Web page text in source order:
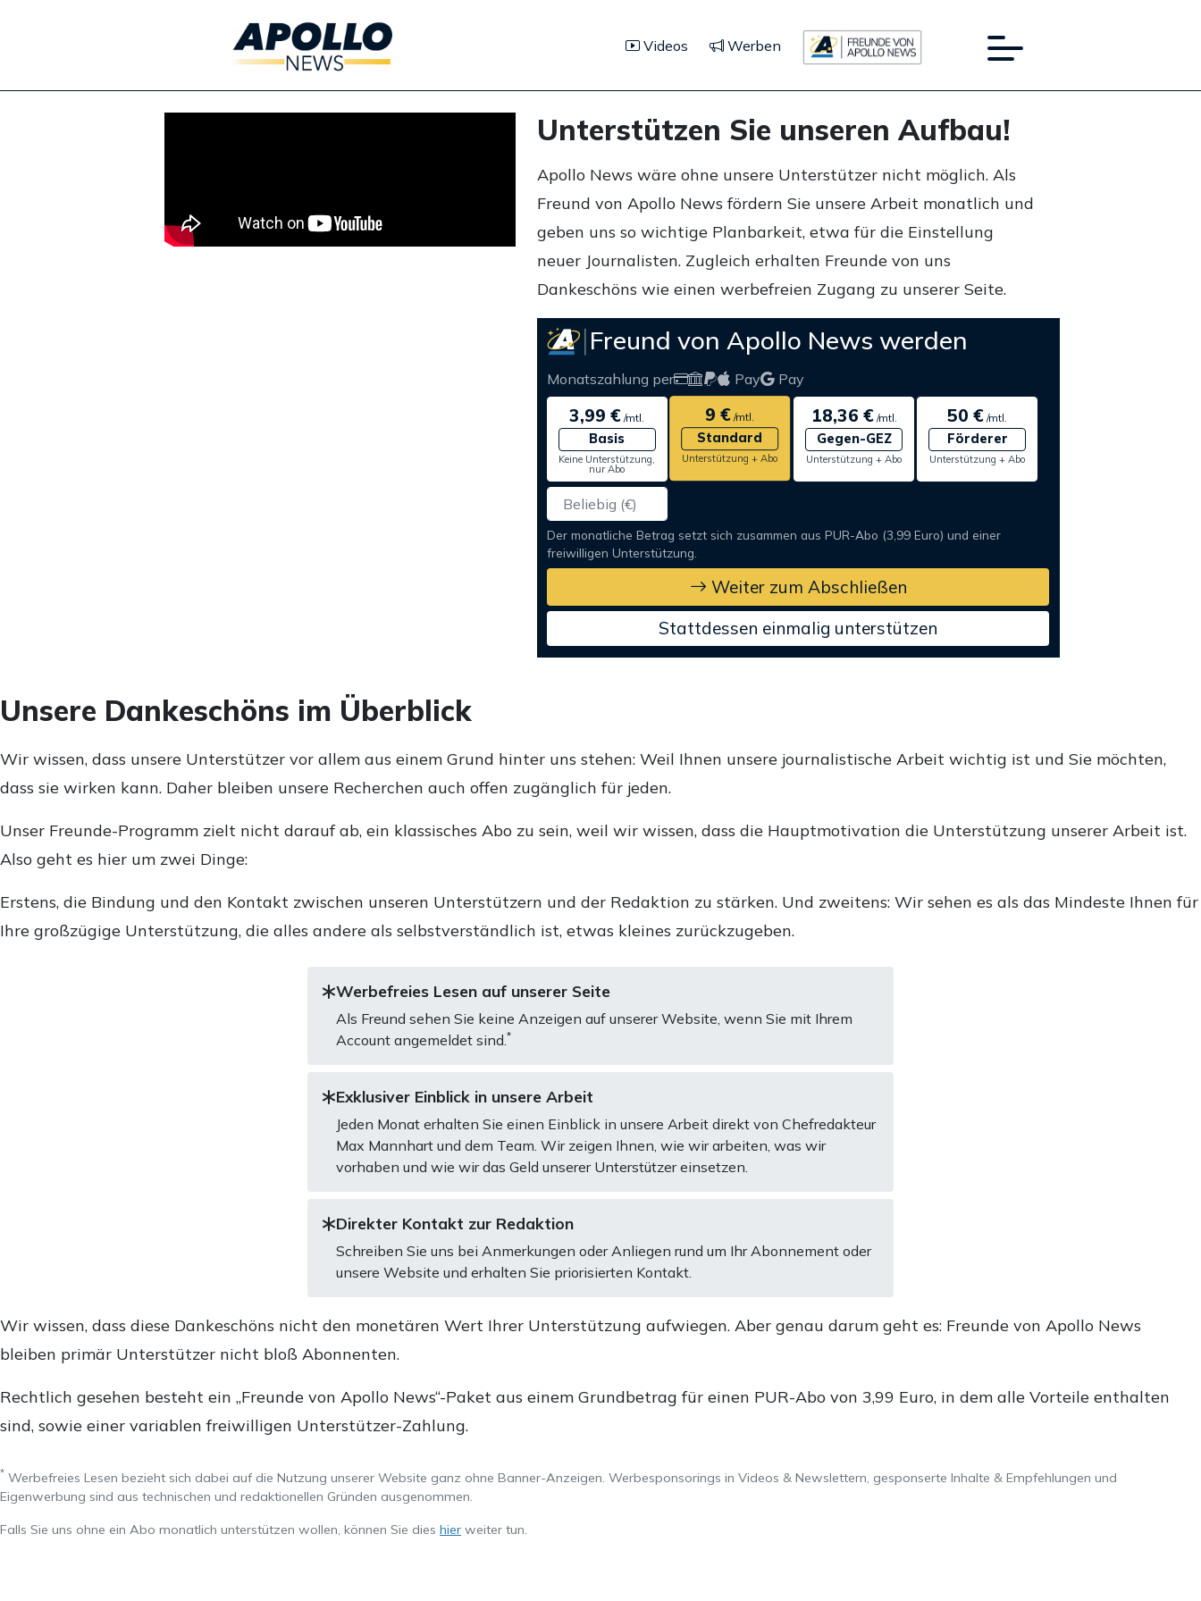
Videos Werben
Unterstützen Sie unseren Aufbau!
Apollo News wäre ohne unsere Unterstützer nicht möglich. Als
Freund von Apollo News fördern Sie unsere Arbeit monatlich und
geben uns so wichtige Planbarkeit, etwa für die Einstellung
neuer Journalisten. Zugleich erhalten Freunde von uns
Dankeschöns wie einen werbefreien Zugang zu unserer Seite.
Freund von Apollo News werden
Monatszahlung per Pay Pay
3,99 € /mtl.
Basis
Keine Unterstützung,
nur Abo
9 € /mtl.
Standard
Unterstützung + Abo
18,36 €/mtl.
Gegen-GEZ
Unterstützung + Abo
50 € /mtl.
Förderer
Unterstützung + Abo
Der monatliche Betrag setzt sich zusammen aus PUR-Abo (3,99 Euro) und einer
freiwilligen Unterstützung.
Weiter zum Abschließen
Stattdessen einmalig unterstützen
Unsere Dankeschöns im Überblick
Wir wissen, dass unsere Unterstützer vor allem aus einem Grund hinter uns stehen: Weil Ihnen unsere journalistische Arbeit wichtig ist und Sie möchten,
dass sie wirken kann. Daher bleiben unsere Recherchen auch offen zugänglich für jeden.
Unser Freunde-Programm zielt nicht darauf ab, ein klassisches Abo zu sein, weil wir wissen, dass die Hauptmotivation die Unterstützung unserer Arbeit ist.
Also geht es hier um zwei Dinge:
Erstens, die Bindung und den Kontakt zwischen unseren Unterstützern und der Redaktion zu stärken. Und zweitens: Wir sehen es als das Mindeste Ihnen für
Ihre großzügige Unterstützung, die alles andere als selbstverständlich ist, etwas kleines zurückzugeben.
Werbefreies Lesen auf unserer Seite
Als Freund sehen Sie keine Anzeigen auf unserer Website, wenn Sie mit Ihrem
Account angemeldet sind. *
Exklusiver Einblick in unsere Arbeit
Jeden Monat erhalten Sie einen Einblick in unsere Arbeit direkt von Chefredakteur
Max Mannhart und dem Team. Wir zeigen Ihnen, wie wir arbeiten, was wir
vorhaben und wie wir das Geld unserer Unterstützer einsetzen.
Direkter Kontakt zur Redaktion
Schreiben Sie uns bei Anmerkungen oder Anliegen rund um Ihr Abonnement oder
unsere Website und erhalten Sie priorisierten Kontakt.
Wir wissen, dass diese Dankeschöns nicht den monetären Wert Ihrer Unterstützung aufwiegen. Aber genau darum geht es: Freunde von Apollo News
bleiben primär Unterstützer nicht bloß Abonnenten.
Rechtlich gesehen besteht ein „Freunde von Apollo News“-Paket aus einem Grundbetrag für einen PUR-Abo von 3,99 Euro, in dem alle Vorteile enthalten
sind, sowie einer variablen freiwilligen Unterstützer-Zahlung.
* Werbefreies Lesen bezieht sich dabei auf die Nutzung unserer Website ganz ohne Banner-Anzeigen. Werbesponsorings in Videos & Newslettern, gesponserte Inhalte & Empfehlungen und
Eigenwerbung sind aus technischen und redaktionellen Gründen ausgenommen.
Falls Sie uns ohne ein Abo monatlich unterstützen wollen, können Sie dies hier weiter tun.